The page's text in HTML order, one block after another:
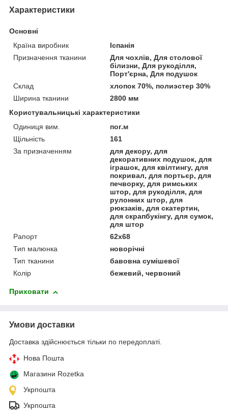
Характеристики
Основні
Країна виробник
Іспанія
Призначення тканини
Для чохлів, Для столової
білизни, Для рукоділля,
Порт'єрна, Для подушок
Склад
хлопок 70%, полиэстер 30%
Ширина тканини
2800 мм
Користувальницькі характеристики
Одиниця вим.
пог.м
Щільність
161
За призначенням
для декору, для
декоративних подушок, для
іграшок, для квілтингу, для
покривал, для портьєр, для
печворку, для римських
штор, для рукоділля, для
рулонних штор, для
рюкзаків, для скатертин,
для скрапбукінгу, для сумок,
для штор
Рапорт
62х68
Тип малюнка
новорічні
Тип тканини
бавовна сумішевої
Колір
бежевий, червоний
Приховати
Умови доставки
Доставка здійснюється тільки по передоплаті.
Нова Пошта
Магазини Rozetka
Укрпошта
Укрпошта